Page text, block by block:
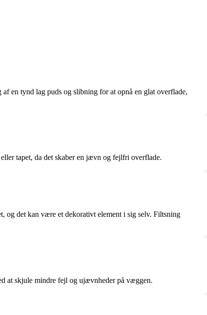
en tynd lag puds og slibning for at opnå en glat overflade,
tapet, da det skaber en jævn og fejlfri overflade.
og det kan være et dekorativt element i sig selv. Filtsning
at skjule mindre fejl og ujævnheder på væggen.